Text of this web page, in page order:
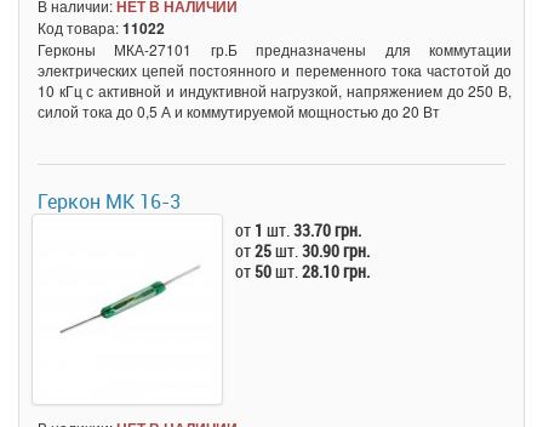
В наличии:НЕТ В НАЛИЧИИ
Код товара:11022
Герконы МКА-27101 гр.Б предназначены для коммутации
электрических цепей постоянного и переменного тока частотой до
10 кГц с активной и индуктивной нагрузкой, напряжением до 250 В,
силой тока до 0,5 А и коммутируемой мощностью до 20 Вт
Геркон МК 16-3
от 1 шт.33.70 грн.
от25шт.30.90 грн.
от 50шт.28.10 грн.